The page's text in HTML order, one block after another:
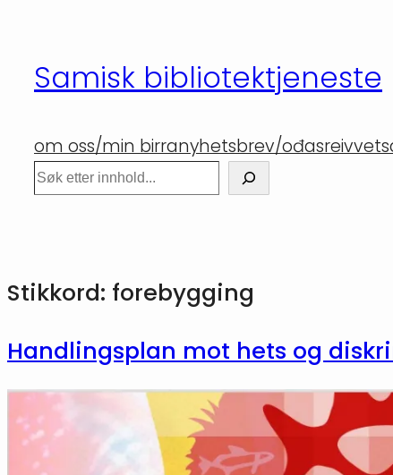
innholdSamisk bibliotektjeneste
om oss/min birranyhetsbrev/ođasreivvet
Søk
Stikkord: forebygging
Handlingsplan mot hets og